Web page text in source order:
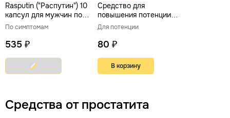
Rasputin ("Распутин") 10
капсул для мужчин по
500 мг Сашера-Мед
По симптомам
535 ₽
Средство для
повышения потенции
"Красный конь", 1 саше 5
г
Для потенции
80 ₽
В корзину
Средства от простатита